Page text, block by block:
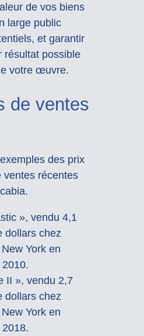
de vos biens
large public
et garantir
résultat possible
votre œuvre.
de ventes
des prix
ventes récentes
», vendu 4,1
dollars chez
New York en
II », vendu 2,7
dollars chez
New York en